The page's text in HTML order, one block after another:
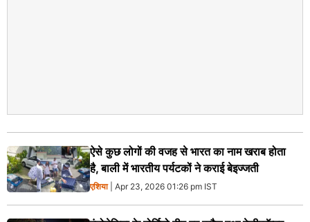
ऐसे कुछ लोगों की वजह से भारत का नाम खराब होता
है, बाली में भारतीय पर्यटकों ने कराई बेइज्जती
एशिया| Apr 23, 2026 01:26 pm IST